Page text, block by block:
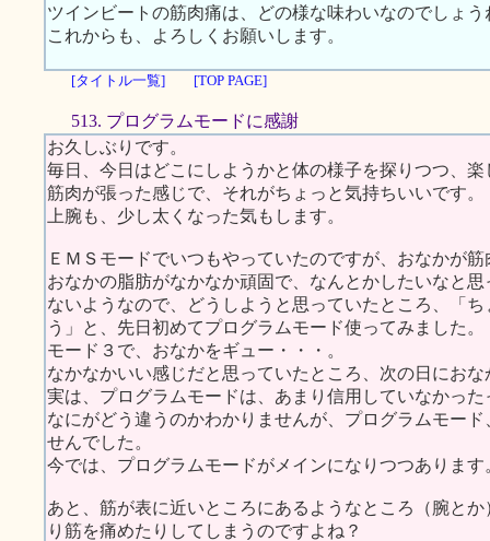
ツインビートの筋肉痛は、どの様な味わいなのでしょう
これからも、よろしくお願いします。
[タイトル一覧] [TOP PAGE]
513. プログラムモードに感謝
お久しぶりです。
毎日、今日はどこにしようかと体の様子を探りつつ、楽
筋肉が張った感じで、それがちょっと気持ちいいです。
上腕も、少し太くなった気もします。
ＥＭＳモードでいつもやっていたのですが、おなかが
おなかの脂肪がなかなか頑固で、なんとかしたいなと
ないようなので、どうしようと思っていたところ、「
う」と、先日初めてプログラムモード使ってみました。
モード３で、おなかをギュー・・・。
なかなかいい感じだと思っていたところ、次の日にお
実は、プログラムモードは、あまり信用していなかっ
なにがどう違うのかわかりませんが、プログラムモー
せんでした。
今では、プログラムモードがメインになりつつあります
あと、筋が表に近いところにあるようなところ（腕と
り筋を痛めたりしてしまうのですよね？